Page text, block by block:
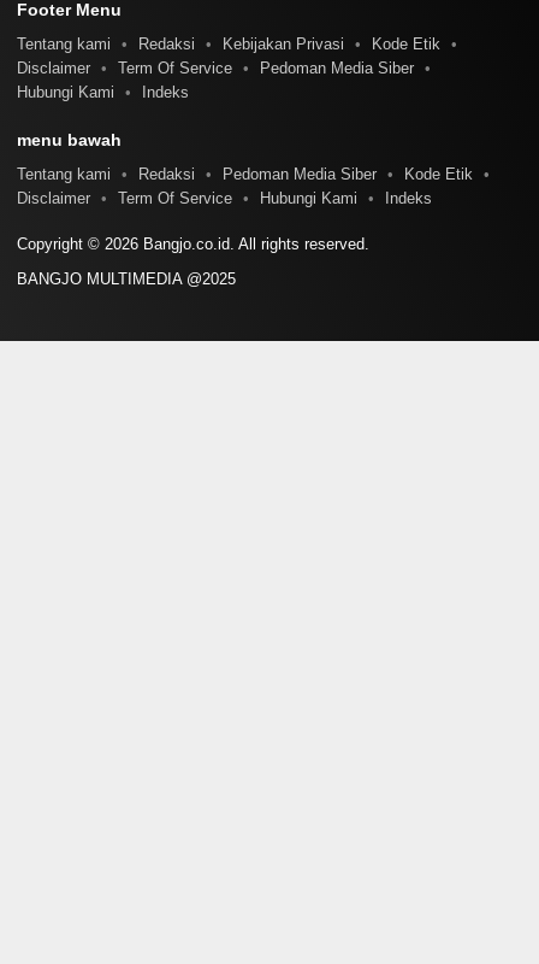
Footer Menu
Tentang kami Redaksi Kebijakan Privasi
Kode Etik
Disclaimer
Term Of Service
Pedoman Media Siber
Hubungi Kami
Indeks
menu bawah
Tentang kami Redaksi Pedoman Media Siber
Kode Etik
Disclaimer
Term Of Service Hubungi Kami Indeks
Copyright © 2026 Bangjo.co.id. All rights reserved.
BANGJO MULTIMEDIA @2025